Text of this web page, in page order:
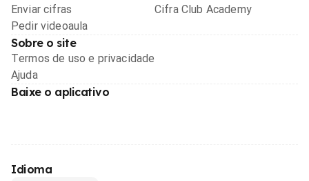
Enviar cifras
Pedir videoaula
Cifra Club Academy
Sobre o site
Termos de uso e privacidade
Ajuda
Baixe o aplicativo
Idioma